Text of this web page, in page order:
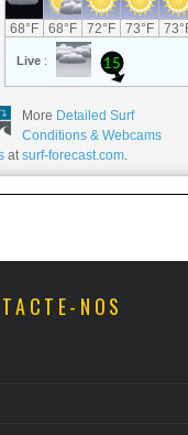
More Detailed Surf
Conditions & Webcams
at surf-forecast.com.
NOS